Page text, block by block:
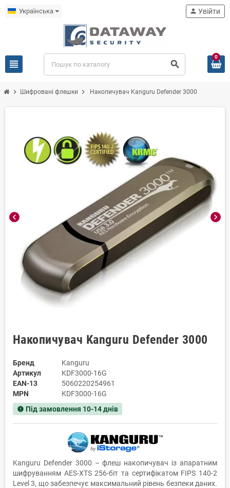
Українська
view_headline search
person Увійти
0
chevron_right Шифровані флешки chevron_right Накопичувач Kanguru Defender 3000
chevron_left chevron_right
Накопичувач Kanguru Defender 3000
Бренд
Kanguru
Артикул
KDF3000-16G
EAN-13
5060220254961
MPN
KDF3000-16G
new_releases Під замовлення 10-14 днів
Kanguru Defender 3000 – флеш накопичувач із апаратним
шифруванням AES-XTS 256-біт та сертифікатом FIPS 140-2
Level 3, що забезпечує максимальний рівень безпеки даних.